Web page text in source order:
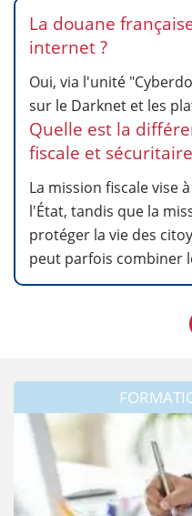
La douane
internet ?
Oui, via l'unité
sur le Darknet et les
Quelle est la
fiscale et
La mission fiscale vise
l'État, tandis que la
protéger la vie des
peut parfois combiner